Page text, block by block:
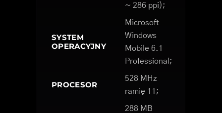
~ 286 ppi);
SYSTEM
OPERACYJNY
Microsoft
Windows
Mobile 6.1
Professional;
PROCESOR
528 MHz
ramię 11;
288 MB